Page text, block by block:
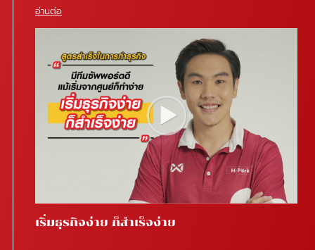
อ่านต่อ
เริ่มธุรกิจง่าย ก็สำเร็จง่าย